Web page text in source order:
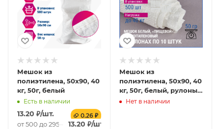
Мешок из
полиэтилена, 50x90, 40
кг, 50г, белый
Есть в наличии
13.20 ₽/шт. 0.26 ₽
от 500 до 29500 шт.
13.20 ₽/шт.
Мешок из
полиэтилена, 50x90, 40
кг, 50г, белый, рулоны
по 10 шт.
Нет в наличии